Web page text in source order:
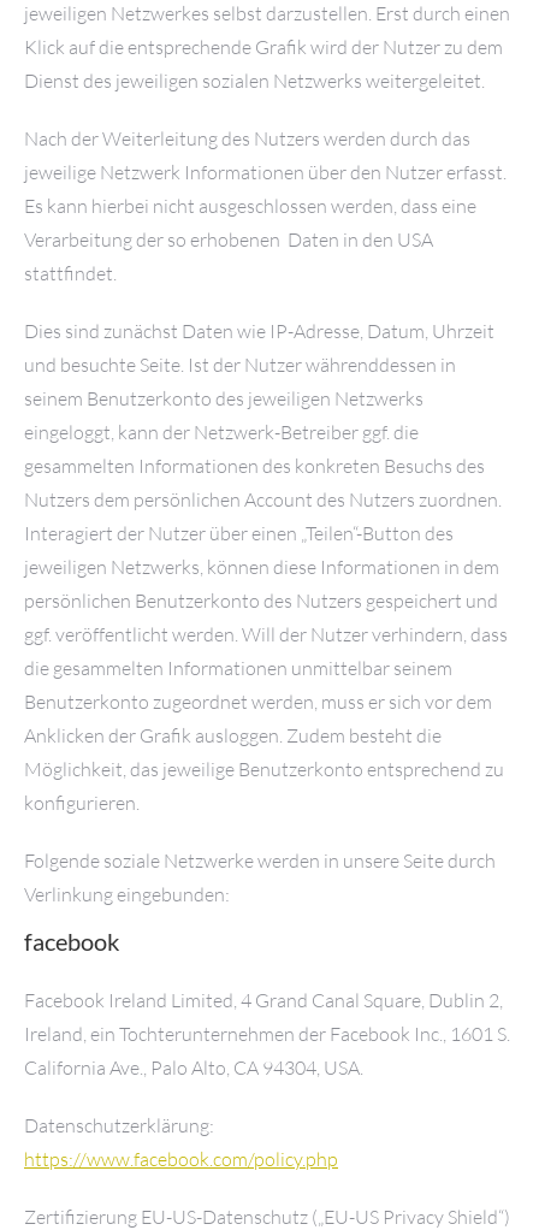
jeweiligen Netzwerkes selbst darzustellen. Erst durch einen
Klick auf die entsprechende Grafik wird der Nutzer zu dem
Dienst des jeweiligen sozialen Netzwerks weitergeleitet.
Nach der Weiterleitung des Nutzers werden durch das
jeweilige Netzwerk Informationen über den Nutzer erfasst.
Es kann hierbei nicht ausgeschlossen werden, dass eine
Verarbeitung der so erhobenen Daten in den USA
stattfindet.
Dies sind zunächst Daten wie IP-Adresse, Datum, Uhrzeit
und besuchte Seite. Ist der Nutzer währenddessen in
seinem Benutzerkonto des jeweiligen Netzwerks
eingeloggt, kann der Netzwerk-Betreiber ggf. die
gesammelten Informationen des konkreten Besuchs des
Nutzers dem persönlichen Account des Nutzers zuordnen.
Interagiert der Nutzer über einen „Teilen“-Button des
jeweiligen Netzwerks, können diese Informationen in dem
persönlichen Benutzerkonto des Nutzers gespeichert und
ggf. veröffentlicht werden. Will der Nutzer verhindern, dass
die gesammelten Informationen unmittelbar seinem
Benutzerkonto zugeordnet werden, muss er sich vor dem
Anklicken der Grafik ausloggen. Zudem besteht die
Möglichkeit, das jeweilige Benutzerkonto entsprechend zu
konfigurieren.
Folgende soziale Netzwerke werden in unsere Seite durch
Verlinkung eingebunden:
facebook
Facebook Ireland Limited, 4 Grand Canal Square, Dublin 2,
Ireland, ein Tochterunternehmen der Facebook Inc., 1601 S.
California Ave., Palo Alto, CA 94304, USA.
Datenschutzerklärung:
https://www.facebook.com/policy.php
Zertifizierung EU-US-Datenschutz („EU-US Privacy Shield“)